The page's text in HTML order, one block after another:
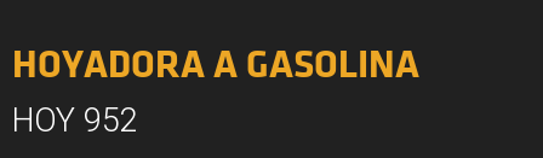
HOYADORA A GASOLINA
HOY 952